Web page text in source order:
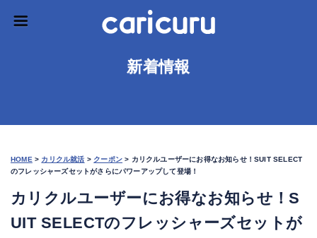
新着情報
HOME > カリクル就活 > クーポン > カリクルユーザーにお得なお知らせ！SUIT SELECT
のフレッシャーズセットがさらにパワーアップして登場！
カリクルユーザーにお得なお知らせ！S
UIT SELECTのフレッシャーズセットが